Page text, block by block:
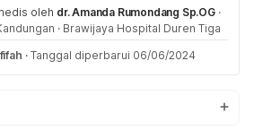
oleh dr. Amanda Rumondang Sp.OG ·
· Brawijaya Hospital Duren Tiga
· Tanggal diperbarui 06/06/2024